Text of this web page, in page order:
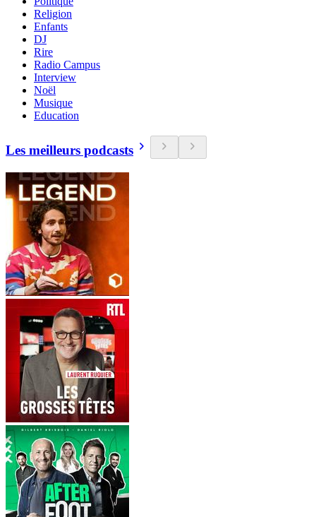
Religion
Enfants
DJ
Rire
Radio Campus
Interview
Noël
Musique
Education
Les meilleurs podcasts